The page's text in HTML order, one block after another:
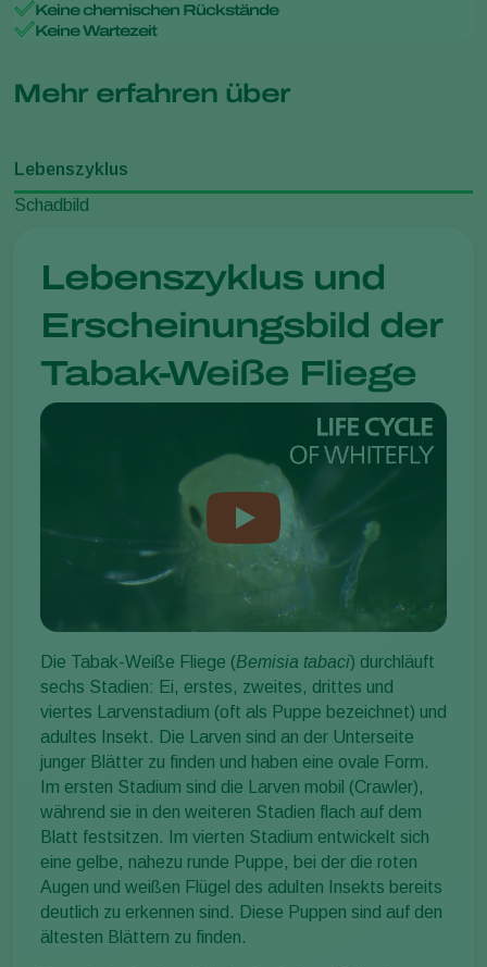
Keine chemischen Rückstände
Keine Wartezeit
Mehr erfahren über
Lebenszyklus
Schadbild
Lebenszyklus und
Erscheinungsbild der
Tabak-Weiße Fliege
Die Tabak-Weiße Fliege (Bemisia tabaci) durchläuft
sechs Stadien: Ei, erstes, zweites, drittes und
viertes Larvenstadium (oft als Puppe bezeichnet) und
adultes Insekt. Die Larven sind an der Unterseite
junger Blätter zu finden und haben eine ovale Form.
Im ersten Stadium sind die Larven mobil (Crawler),
während sie in den weiteren Stadien flach auf dem
Blatt festsitzen. Im vierten Stadium entwickelt sich
eine gelbe, nahezu runde Puppe, bei der die roten
Augen und weißen Flügel des adulten Insekts bereits
deutlich zu erkennen sind. Diese Puppen sind auf den
ältesten Blättern zu finden.